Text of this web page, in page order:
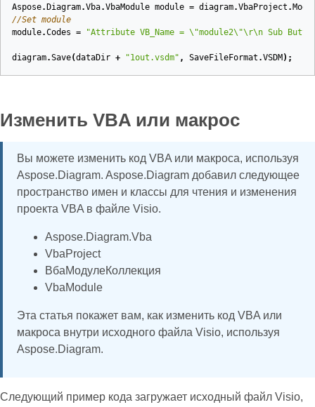
Aspose. Diagram.Vba.VbaModule module = diagram.VbaProject .
//Set module
module.Codes = "Attribute VB_Name = \"module2\"\r\n Sub
diagram.Save(dataDir + "1out.vsdm" , SaveFileFormat .VSDM );
Изменить VBA или макрос
Вы можете изменить код VBA или макроса, используя
Aspose.Diagram. Aspose.Diagram добавил следующее
пространство имен и классы для чтения и изменения
проекта VBA в файле Visio.
Aspose.Diagram.Vba
VbaProject
ВбаМодулеКоллекция
VbaModule
Эта статья покажет вам, как изменить код VBA или
макроса внутри исходного файла Visio, используя
Aspose.Diagram.
Следующий пример кода загружает исходный файл Visio,